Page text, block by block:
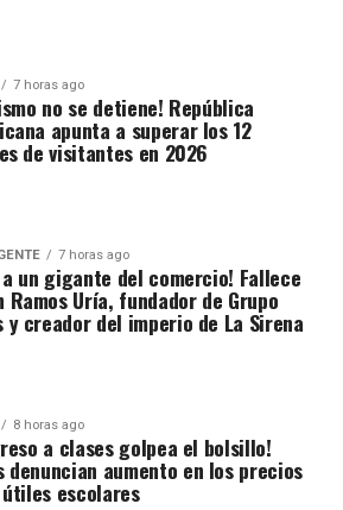
7 horas ago
no se detiene! República
apunta a superar los 12
de visitantes en 2026
7 horas ago
a un gigante del comercio! Fallece
Ramos Uría, fundador de Grupo
y creador del imperio de La Sirena
8 horas ago
a clases golpea el bolsillo!
denuncian aumento en los precios
escolares